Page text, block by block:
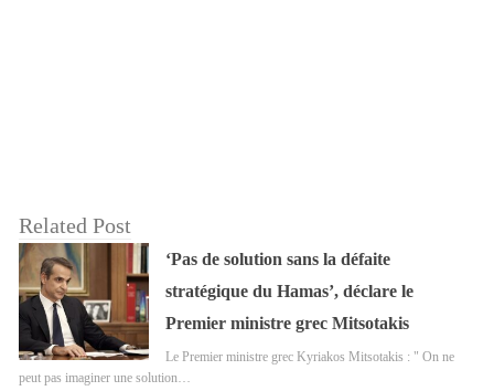
Related Post
‘Pas de solution sans la défaite
stratégique du Hamas’, déclare le
Premier ministre grec Mitsotakis
Le Premier ministre grec Kyriakos Mitsotakis : " On ne
peut pas imaginer une solution…